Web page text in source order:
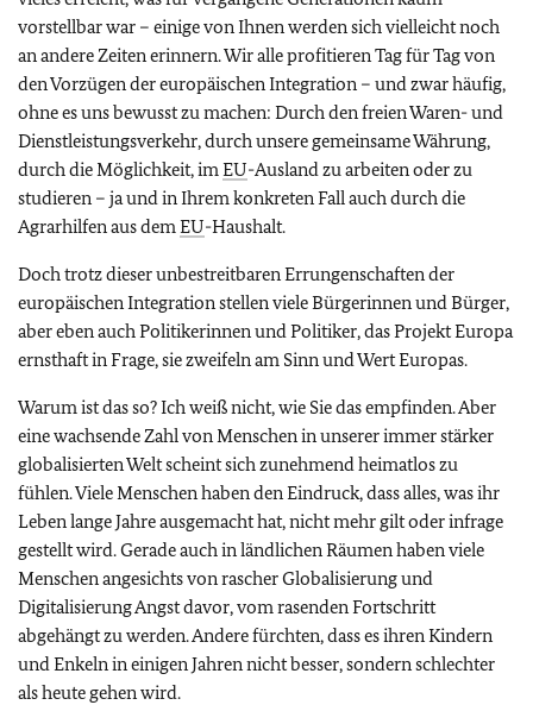
vorstellbar war – einige von Ihnen werden sich vielleicht noch
an andere Zeiten erinnern. Wir alle profitieren Tag für Tag von
den Vorzügen der europäischen Integration – und zwar häufig,
ohne es uns bewusst zu machen: Durch den freien Waren- und
Dienstleistungsverkehr, durch unsere gemeinsame Währung,
durch die Möglichkeit, imEU-Ausland zu arbeiten oder zu
studieren – ja und in Ihrem konkreten Fall auch durch die
Agrarhilfen aus demEU-Haushalt.
Doch trotz dieser unbestreitbaren Errungenschaften der
europäischen Integration stellen viele Bürgerinnen und Bürger,
aber eben auch Politikerinnen und Politiker, das Projekt Europa
ernsthaft in Frage, sie zweifeln am Sinn und Wert Europas.
Warum ist das so? Ich weiß nicht, wie Sie das empfinden. Aber
eine wachsende Zahl von Menschen in unserer immer stärker
globalisierten Welt scheint sich zunehmend heimatlos zu
fühlen. Viele Menschen haben den Eindruck, dass alles, was ihr
Leben lange Jahre ausgemacht hat, nicht mehr gilt oder infrage
gestellt wird. Gerade auch in ländlichen Räumen haben viele
Menschen angesichts von rascher Globalisierung und
Digitalisierung Angst davor, vom rasenden Fortschritt
abgehängt zu werden. Andere fürchten, dass es ihren Kindern
und Enkeln in einigen Jahren nicht besser, sondern schlechter
als heute gehen wird.